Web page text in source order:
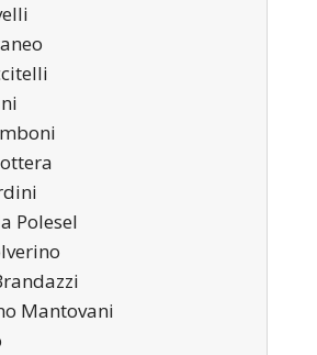
Polesel
Mantovani